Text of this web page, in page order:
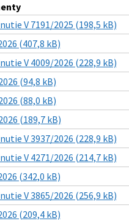
V 7191/2025 (198,5 kB)
(407,8 kB)
V 4009/2026 (228,9 kB)
(94,8 kB)
(88,0 kB)
(189,7 kB)
V 3937/2026 (228,9 kB)
V 4271/2026 (214,7 kB)
(342,0 kB)
V 3865/2026 (256,9 kB)
(209,4 kB)